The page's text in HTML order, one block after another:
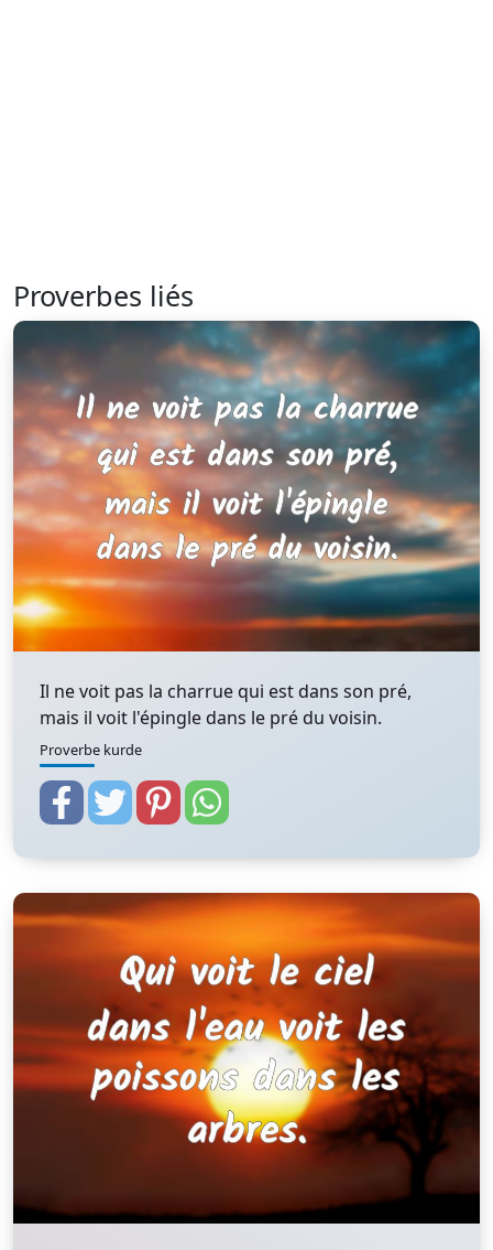
Proverbes liés
Il ne voit pas la charrue qui est dans son pré,
mais il voit l'épingle dans le pré du voisin.
Proverbe kurde